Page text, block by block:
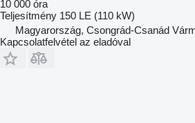
10 000 óra
Teljesítmény 150 LE (110 kW)
Magyarország, Csongrád-Csanád
Kapcsolatfelvétel az eladóval